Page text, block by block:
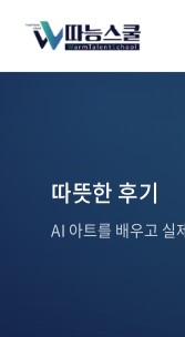
따뜻한 후기
AI 아트를 배우고 실